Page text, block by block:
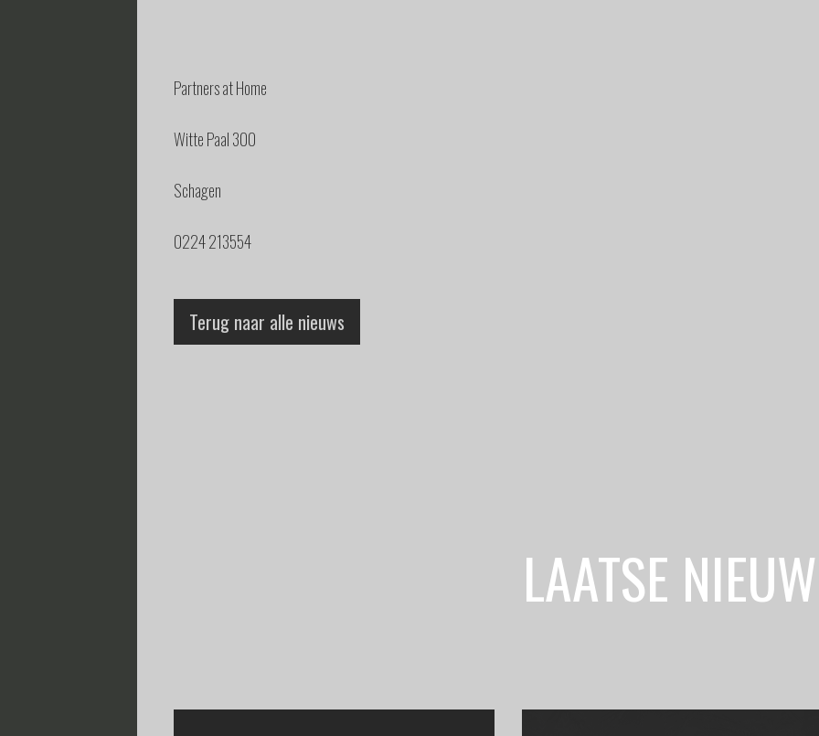
Partners at Home
Witte Paal 300
Schagen
0224 213554
Terug naar alle nieuws
LAATSE